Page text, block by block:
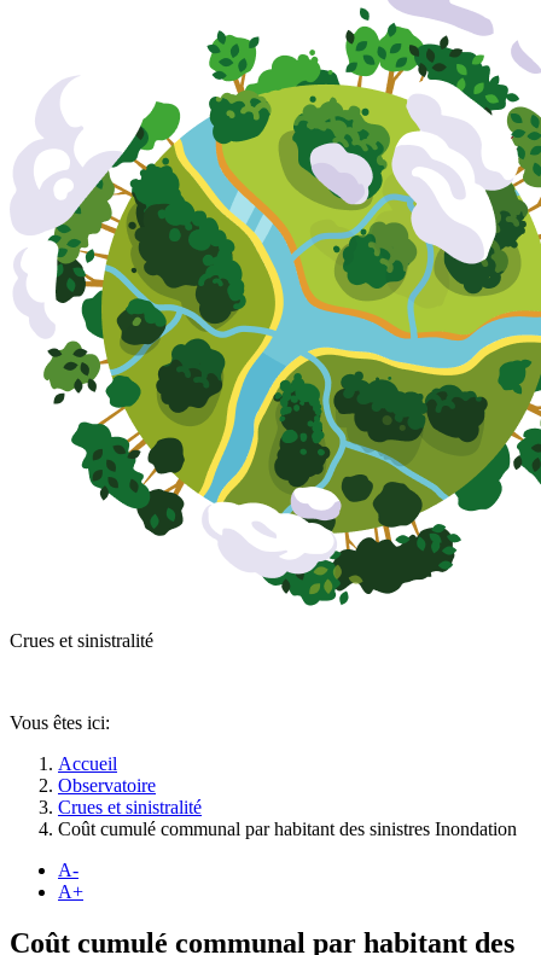
Crues et sinistralité
Vous êtes ici:
Accueil
Observatoire
Crues et sinistralité
Coût cumulé communal par habitant des sinistres Inondation
A-
A+
Coût cumulé communal par habitant des